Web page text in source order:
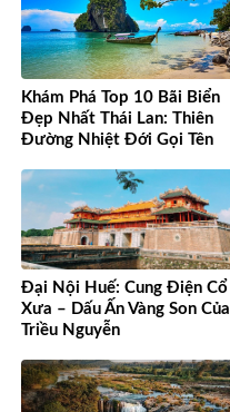
Khám Phá Top 10 Bãi Biển
Đẹp Nhất Thái Lan: Thiên
Đường Nhiệt Đới Gọi Tên
Đại Nội Huế: Cung Điện Cổ
Xưa – Dấu Ấn Vàng Son Của
Triều Nguyễn